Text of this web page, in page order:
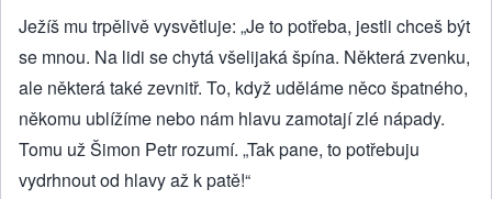
Ježíš mu trpělivě vysvětluje: „Je to potřeba, jestli chceš být
se mnou. Na lidi se chytá všelijaká špína. Některá zvenku,
ale některá také zevnitř. To, když uděláme něco špatného,
někomu ublížíme nebo nám hlavu zamotají zlé nápady.
Tomu už Šimon Petr rozumí. „Tak pane, to potřebuju
vydrhnout od hlavy až k patě!“